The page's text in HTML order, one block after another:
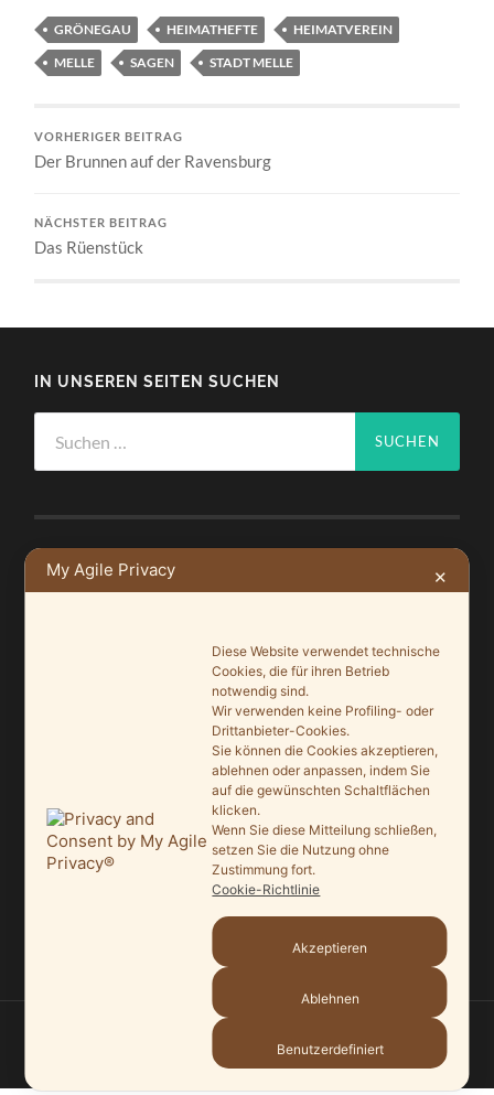
GRÖNEGAU HEIMATHEFTE
HEIMATVEREIN
MELLE
SAGEN STADT MELLE
VORHERIGER BEITRAG
Der Brunnen auf der Ravensburg
NÄCHSTER BEITRAG
Das Rüenstück
IN UNSEREN SEITEN SUCHEN
nach:
NEUSTE BEITRÄGE
Saisonauftakt nach Maß im Grönegau-Museum
Melle punktet beim „Tag des offenen Denkmals“
Ein Schaufenster der Denkmalpflege
7. September 2025
Mit vergrößertem Führungsteam in die Zukunft
HEIMATVEREIN MELLE —HOCH ↑
My Agile Privacy ✕
Diese Website verwendet technische
Cookies, die für ihren Betrieb
notwendig sind.
Wir verwenden keine Profiling- oder
Drittanbieter-Cookies.
Sie können die Cookies akzeptieren,
ablehnen oder anpassen, indem Sie
auf die gewünschten Schaltflächen
klicken.
Wenn Sie diese Mitteilung schließen,
setzen Sie die Nutzung ohne
Zustimmung fort.
Cookie-Richtlinie
Akzeptieren
Ablehnen
Benutzerdefiniert